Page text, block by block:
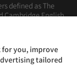
defined as The
Cambridge English
责声明
you, improve
tailored